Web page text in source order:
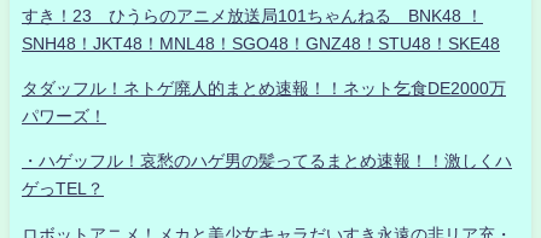
すき！23 ひうらのアニメ放送局101ちゃんねる BNK48 ！
SNH48！JKT48！MNL48！SGO48！GNZ48！STU48！SKE48
タダッフル！ネトゲ廃人的まとめ速報！！ネット乞食DE2000万
パワーズ！
・ハゲッフル！哀愁のハゲ男の髪ってるまとめ速報！！激しくハ
ゲっTEL？
ロボットアニメ！メカと美少女キャラだいすき永遠の非リア充・